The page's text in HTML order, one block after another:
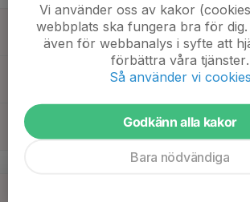
20
Sön
v.17
Vi använder oss av kakor
webbplats ska fungera bra för dig.
även för webbanalys i syfte att
förbättra våra tjänster.
Så använder vi cookies
Godkänn alla kakor
Bara nödvändiga